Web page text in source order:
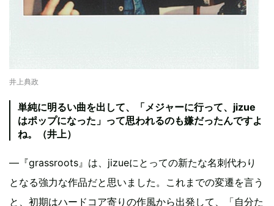
井上典政
単純に明るい曲を出して、「メジャーに行って、jizue
はポップになった」って思われるのも嫌だったんですよ
ね。（井上）
―『grassroots』は、jizueにとっての新たな名刺代わり
となる強力な作品だと思いました。これまでの変遷を言う
と、初期はハードコア寄りの作風から出発して、「自分た